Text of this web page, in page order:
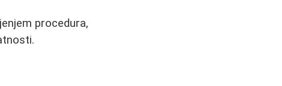
procedura,